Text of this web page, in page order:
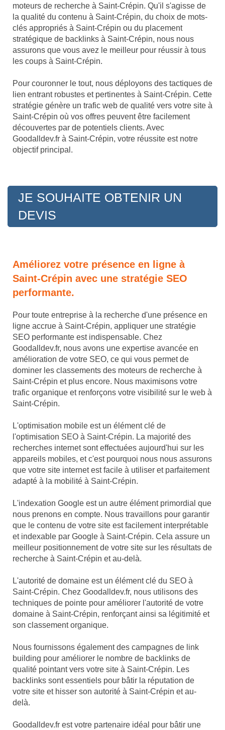
moteurs de recherche à Saint-Crépin. Qu'il s'agisse de
la qualité du contenu à Saint-Crépin, du choix de mots-
clés appropriés à Saint-Crépin ou du placement
stratégique de backlinks à Saint-Crépin, nous nous
assurons que vous avez le meilleur pour réussir à tous
les coups à Saint-Crépin.
Pour couronner le tout, nous déployons des tactiques de
lien entrant robustes et pertinentes à Saint-Crépin. Cette
stratégie génère un trafic web de qualité vers votre site à
Saint-Crépin où vos offres peuvent être facilement
découvertes par de potentiels clients. Avec
Goodalldev.fr à Saint-Crépin, votre réussite est notre
objectif principal.
JE SOUHAITE OBTENIR UN
DEVIS
Améliorez votre présence en ligne à
Saint-Crépin avec une stratégie SEO
performante.
Pour toute entreprise à la recherche d'une présence en
ligne accrue à Saint-Crépin, appliquer une stratégie
SEO performante est indispensable. Chez
Goodalldev.fr, nous avons une expertise avancée en
amélioration de votre SEO, ce qui vous permet de
dominer les classements des moteurs de recherche à
Saint-Crépin et plus encore. Nous maximisons votre
trafic organique et renforçons votre visibilité sur le web à
Saint-Crépin.
L'optimisation mobile est un élément clé de
l'optimisation SEO à Saint-Crépin. La majorité des
recherches internet sont effectuées aujourd'hui sur les
appareils mobiles, et c'est pourquoi nous nous assurons
que votre site internet est facile à utiliser et parfaitement
adapté à la mobilité à Saint-Crépin.
L'indexation Google est un autre élément primordial que
nous prenons en compte. Nous travaillons pour garantir
que le contenu de votre site est facilement interprétable
et indexable par Google à Saint-Crépin. Cela assure un
meilleur positionnement de votre site sur les résultats de
recherche à Saint-Crépin et au-delà.
L'autorité de domaine est un élément clé du SEO à
Saint-Crépin. Chez Goodalldev.fr, nous utilisons des
techniques de pointe pour améliorer l'autorité de votre
domaine à Saint-Crépin, renforçant ainsi sa légitimité et
son classement organique.
Nous fournissons également des campagnes de link
building pour améliorer le nombre de backlinks de
qualité pointant vers votre site à Saint-Crépin. Les
backlinks sont essentiels pour bâtir la réputation de
votre site et hisser son autorité à Saint-Crépin et au-
delà.
Goodalldev.fr est votre partenaire idéal pour bâtir une